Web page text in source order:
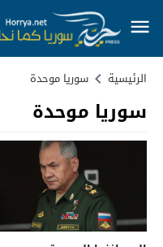
الرئيسية سوريا موحدة
سوريا موحدة